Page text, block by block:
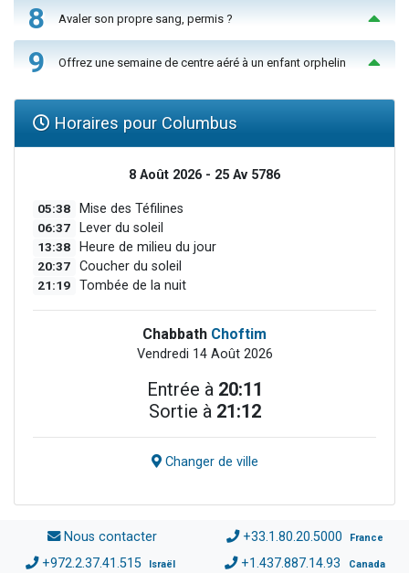
8 Avaler son propre sang, permis ?
9 Offrez une semaine de centre aéré à un enfant orphelin
Horaires pour Columbus
8 Août 2026 - 25 Av 5786
05:38 Mise des Téfilines
06:37 Lever du soleil
13:38 Heure de milieu du jour
20:37 Coucher du soleil
21:19 Tombée de la nuit
Chabbath Choftim
Vendredi 14 Août 2026
Entrée à 20:11
Sortie à 21:12
Changer de ville
Nous contacter +33.1.80.20.5000 France
+972.2.37.41.515 Israël +1.437.887.14.93 Canada